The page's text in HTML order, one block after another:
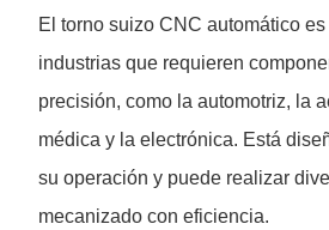
El torno suizo CNC automático
industrias que requieren
precisión, como la automotriz, la
médica y la electrónica. Está
su operación y puede realizar
mecanizado con eficiencia.